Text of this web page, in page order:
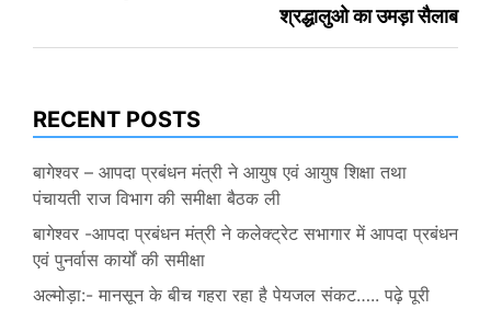
श्रद्धालुओ का उमड़ा सैलाब
RECENT POSTS
बागेश्वर – आपदा प्रबंधन मंत्री ने आयुष एवं आयुष शिक्षा तथा
पंचायती राज विभाग की समीक्षा बैठक ली
बागेश्वर -आपदा प्रबंधन मंत्री ने कलेक्ट्रेट सभागार में आपदा प्रबंधन
एवं पुनर्वास कार्यों की समीक्षा
अल्मोड़ा:- मानसून के बीच गहरा रहा है पेयजल संकट….. पढ़े पूरी